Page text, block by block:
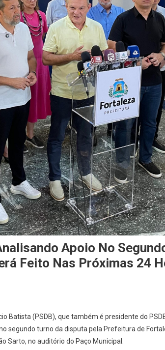
Apoio No
Feito Nas Próximas 24
Batista (PSDB), que também é presidente do
segundo turno da disputa pela Prefeitura de
Sarto, no auditório do Paço Municipal.